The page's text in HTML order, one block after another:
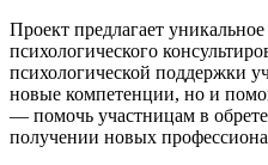
Проект предлагает
психологического
психологической поддержки
новые компетенции, но и
— помочь участницам в
получении новых